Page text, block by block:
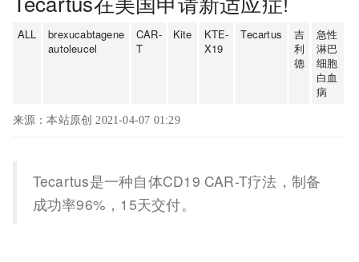
ALL
brexucabtagene
autoleucel
CAR-
T
Kite
KTE-
X19
Tecartus
吉
利
德
急性
淋巴
细胞
白血
病
来源：本站原创 2021-04-07 01:29
Tecartus是一种自体CD19 CAR-T疗法，制备
成功率96%，15天交付。